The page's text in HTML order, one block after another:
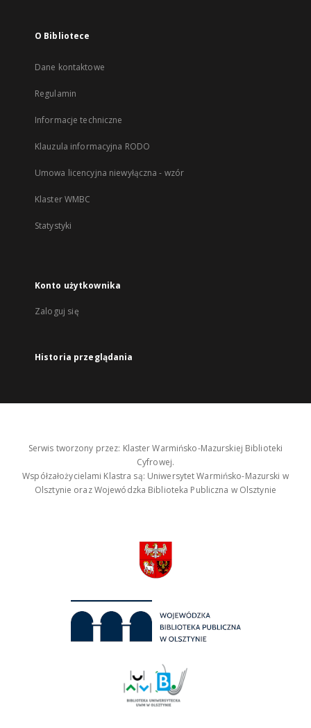
O Bibliotece
Dane kontaktowe
Regulamin
Informacje techniczne
Klauzula informacyjna RODO
Umowa licencyjna niewyłączna - wzór
Klaster WMBC
Statystyki
Konto użytkownika
Zaloguj się
Historia przeglądania
Serwis tworzony przez: Klaster Warmińsko-Mazurskiej Biblioteki
Cyfrowej.
Współzałożycielami Klastra są: Uniwersytet Warmińsko-Mazurski w
Olsztynie oraz Wojewódzka Biblioteka Publiczna w Olsztynie